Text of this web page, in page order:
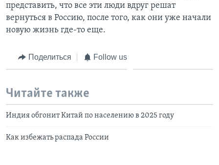
представить, что все эти люди вдруг решат
вернуться в Россию, после того, как они уже начали
новую жизнь где-то еще.
Поделиться Follow us
Читайте также
Индия обгонит Китай по населению в 2025 году
Как избежать распада России